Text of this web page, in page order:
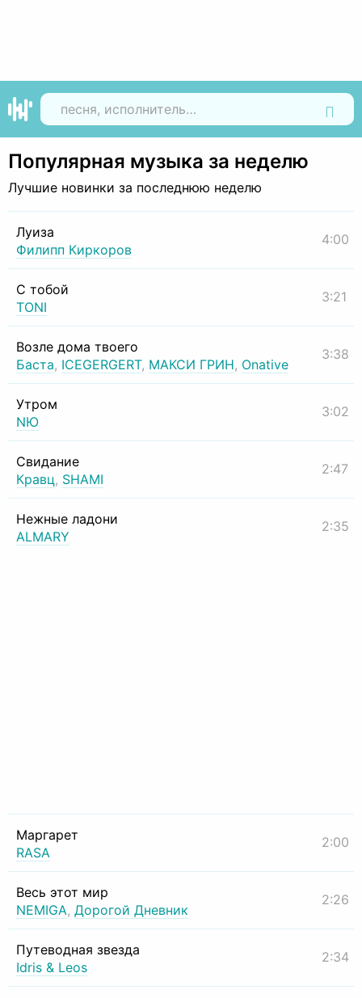
Популярная музыка за неделю
Лучшие новинки за последнюю неделю
Луиза
Филипп Киркоров
4:00
С тобой
TONI
3:21
Возле дома твоего
Баста, ICEGERGERT, МАКСИ ГРИН, Onative
3:38
Утром
NЮ
3:02
Свидание
Кравц, SHAMI
2:47
Нежные ладони
ALMARY
2:35
Маргарет
RASA
2:00
Весь этот мир
NEMIGA, Дорогой Дневник
2:26
Путеводная звезда
Idris & Leos
2:34